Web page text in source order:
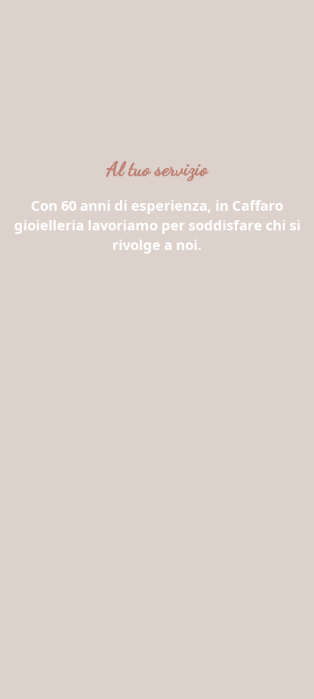
Al tuo servizio
Con 60 anni di esperienza, in Caffaro
gioielleria lavoriamo per soddisfare chi si
rivolge a noi.